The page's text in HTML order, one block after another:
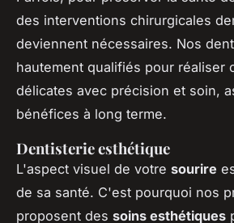
des interventions chirurgicales
deviennent nécessaires. Nos
hautement qualifiés pour réaliser
délicates avec précision et soin,
bénéfices à long terme.
Dentisterie esthétique
L'aspect visuel de votre sourire
de sa santé. C'est pourquoi nos
proposent des soins esthétiques